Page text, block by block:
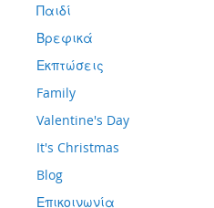
Παιδί
Βρεφικά
Εκπτώσεις
Family
Valentine's Day
It's Christmas
Blog
Επικοινωνία